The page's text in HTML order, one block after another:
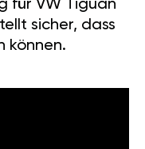
für VW Tiguan
sicher, dass
können.